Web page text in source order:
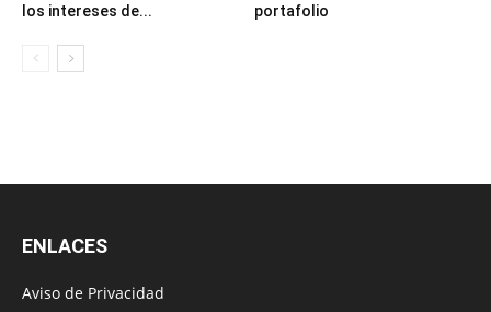
los intereses de...
portafolio
ENLACES
Aviso de Privacidad